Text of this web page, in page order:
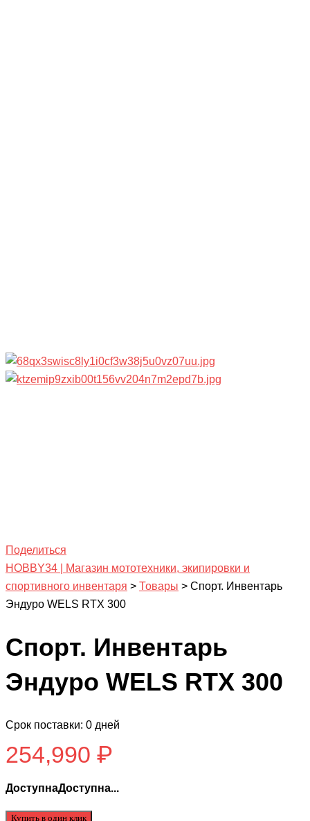
Поделиться
HOBBY34 | Магазин мототехники, экипировки и
спортивного инвентаря > Товары > Спорт. Инвентарь
Эндуро WELS RTX 300
Спорт. Инвентарь
Эндуро WELS RTX 300
Срок поставки: 0 дней
254,990 ₽
ДоступнаДоступна...
Купить в один клик